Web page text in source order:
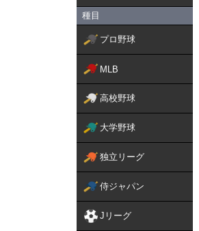
種目
プロ野球
MLB
高校野球
大学野球
独立リーグ
侍ジャパン
Jリーグ